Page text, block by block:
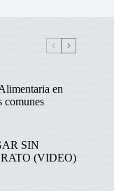
en
comunes
SIN
(VIDEO)